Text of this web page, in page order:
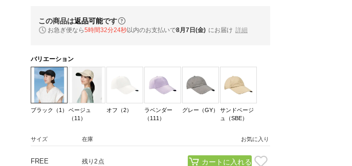
この商品は返品可能です
お急ぎ便なら5時間32分23秒以内のお支払いで8月7日(金) にお届け 詳細
バリエーション
ブラック（1）
ベージュ
（11）
オフ（2）
ラベンダー
（111）
グレー（GY）
サンドベージ
ュ（SBE）
サイズ 在庫 お気に入り
FREE 残り2点 カートに入れる